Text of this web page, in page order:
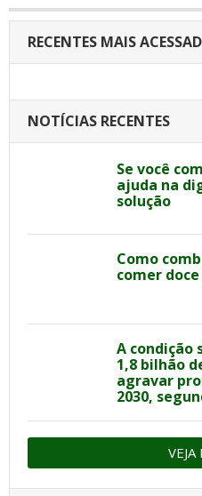
RECENTES MAIS
NOTÍCIAS RECENTES
Se você
ajuda na
solução
Como
comer
A condição
1,8 bilhão
agravar
2030,
VEJA